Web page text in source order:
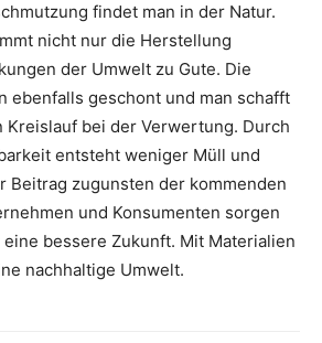
findet man in der Natur.
nicht nur die Herstellung
der Umwelt zu Gute. Die
ebenfalls geschont und man schafft
Kreislauf bei der Verwertung. Durch
entsteht weniger Müll und
Beitrag zugunsten der kommenden
und Konsumenten sorgen
bessere Zukunft. Mit Materialien
nachhaltige Umwelt.